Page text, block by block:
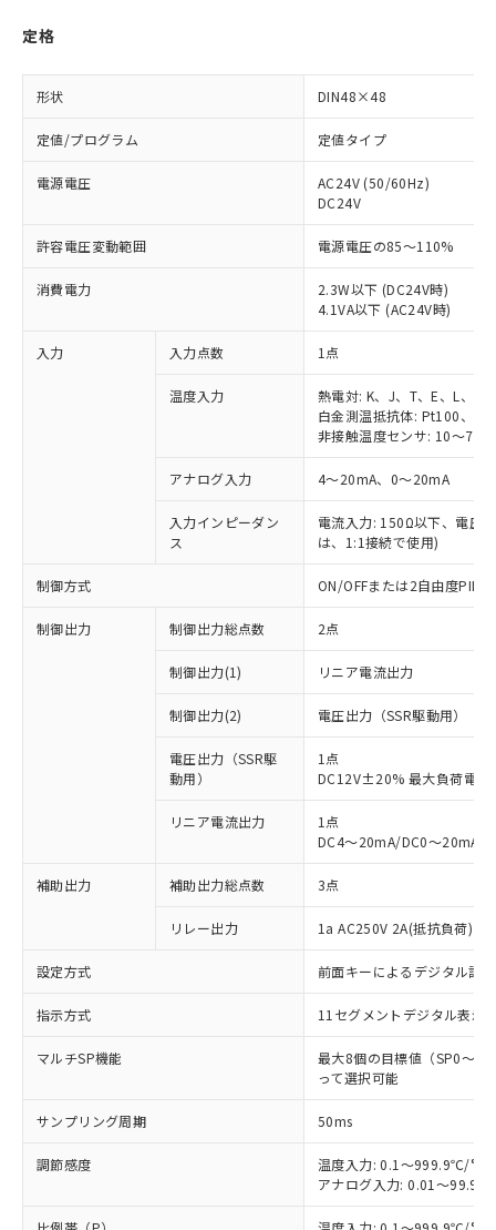
定格
形状 DIN48×48
定値/プログラム 定値タイプ
電源電圧
AC24V (50/60Hz)
DC24V
許容電圧変動範囲 電源電圧の85～110%
消費電力
2.3W以下 (DC24V時)
4.1VA以下 (AC24V時)
入力 入力点数 1点
温度入力
熱電対: K、J、T、E、L、U
白金測温抵抗体: Pt100、
非接触温度センサ: 10～
アナログ入力 4～20mA、0～20mA
入力インピーダン
ス
電流入力: 150Ω以下、電圧
は、1:1接続で使用)
制御方式 ON/OFFまたは2自由度PID
制御出力 制御出力総点数 2点
制御出力(1) リニア電流出力
制御出力(2) 電圧出力（SSR駆動用）
電圧出力（SSR駆
動用）
1点
DC12V±20% 最大負荷電流
リニア電流出力
1点
DC4～20mA/DC0～20mA
補助出力 補助出力総点数 3点
リレー出力 1a AC250V 2A(抵抗負荷)
設定方式 前面キーによるデジタル設定
指示方式 11セグメントデジタル表示
マルチSP機能
最大8個の目標値（SP0～
って選択可能
サンプリング周期 50ms
調節感度
温度入力: 0.1～999.9℃/°F
アナログ入力: 0.01～